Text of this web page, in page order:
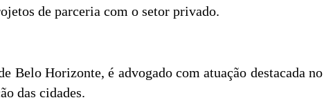
de parceria com o setor privado.
Belo Horizonte, é advogado com atuação destacada
das cidades.